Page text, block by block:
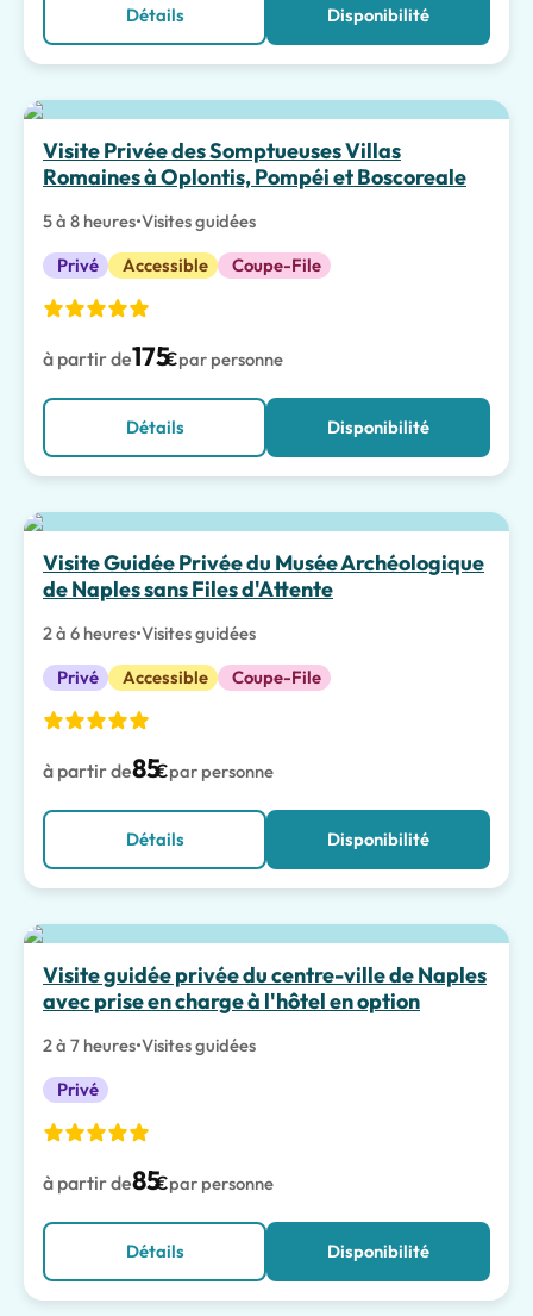
Détails Disponibilité
Expériences Spéciales
Visite Privée des Somptueuses Villas
Romaines à Oplontis, Pompéi et Boscoreale
5 à 8 heures•Visites guidées
Privé
Accessible Coupe-File
à partir de175€par personne
Détails Disponibilité
Meilleur choix
Visite Guidée Privée du Musée Archéologique
de Naples sans Files d'Attente
2 à 6 heures•Visites guidées
Privé
Accessible Coupe-File
à partir de85€par personne
Détails Disponibilité
Meilleur choix
Visite guidée privée du centre-ville de Naples
avec prise en charge à l'hôtel en option
2 à 7 heures•Visites guidées
Privé
à partir de85€par personne
Détails Disponibilité